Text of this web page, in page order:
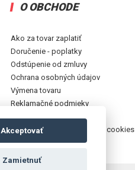
O OBCHODE
Ako za tovar zaplatiť
Doručenie - poplatky
Odstúpenie od zmluvy
Ochrana osobných údajov
Výmena tovaru
Reklamačné podmieky
Obchodné podmienky
Zásady používania súborov cookies
Akceptovať
Zamietnuť